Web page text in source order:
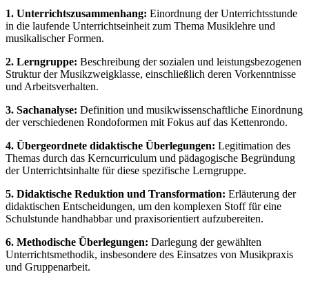
1. Unterrichtszusammenhang: Einordnung der Unterrichtsstunde
in die laufende Unterrichtseinheit zum Thema Musiklehre und
musikalischer Formen.
2. Lerngruppe: Beschreibung der sozialen und leistungsbezogenen
Struktur der Musikzweigklasse, einschließlich deren Vorkenntnisse
und Arbeitsverhalten.
3. Sachanalyse: Definition und musikwissenschaftliche Einordnung
der verschiedenen Rondoformen mit Fokus auf das Kettenrondo.
4. Übergeordnete didaktische Überlegungen: Legitimation des
Themas durch das Kerncurriculum und pädagogische Begründung
der Unterrichtsinhalte für diese spezifische Lerngruppe.
5. Didaktische Reduktion und Transformation: Erläuterung der
didaktischen Entscheidungen, um den komplexen Stoff für eine
Schulstunde handhabbar und praxisorientiert aufzubereiten.
6. Methodische Überlegungen: Darlegung der gewählten
Unterrichtsmethodik, insbesondere des Einsatzes von Musikpraxis
und Gruppenarbeit.